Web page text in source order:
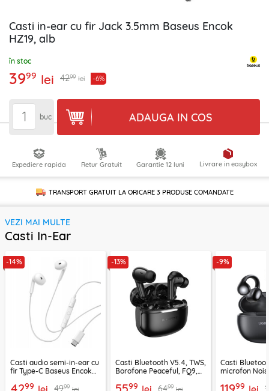
Casti in-ear cu fir Jack 3.5mm Baseus Encok
HZ19, alb
în stoc
3999 lei 4299 lei -6%
buc ADAUGA IN COS
Expediere rapida Retur Gratuit Garantie 12 luni Livrare in easybox
TRANSPORT GRATUIT LA ORICARE 3 PRODUSECOMANDATE
VEZI MAI MULTE
Casti In-Ear
-14%
Casti audio semi-in-ear cu
fir Type-C Baseus Encok
99 4999 lei
-13%
Casti Bluetooth V5.4, TWS,
Borofone Peaceful, FQ9,
99 6499 lei
-9%
Casti
microfon
99